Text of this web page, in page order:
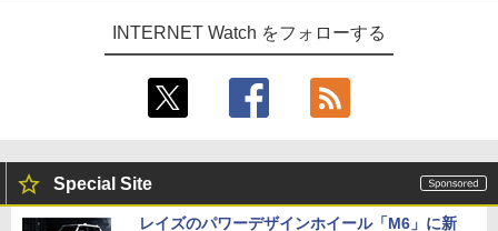
INTERNET Watch をフォローする
Special Site
レイズのパワーデザインホイール「M6」に新